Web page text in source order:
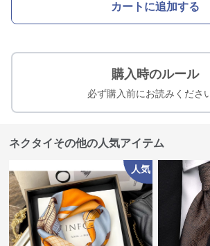
カートに追加する
購入時のルール
必ず購入前にお読みくださ
ネクタイその他の人気アイテム
人気